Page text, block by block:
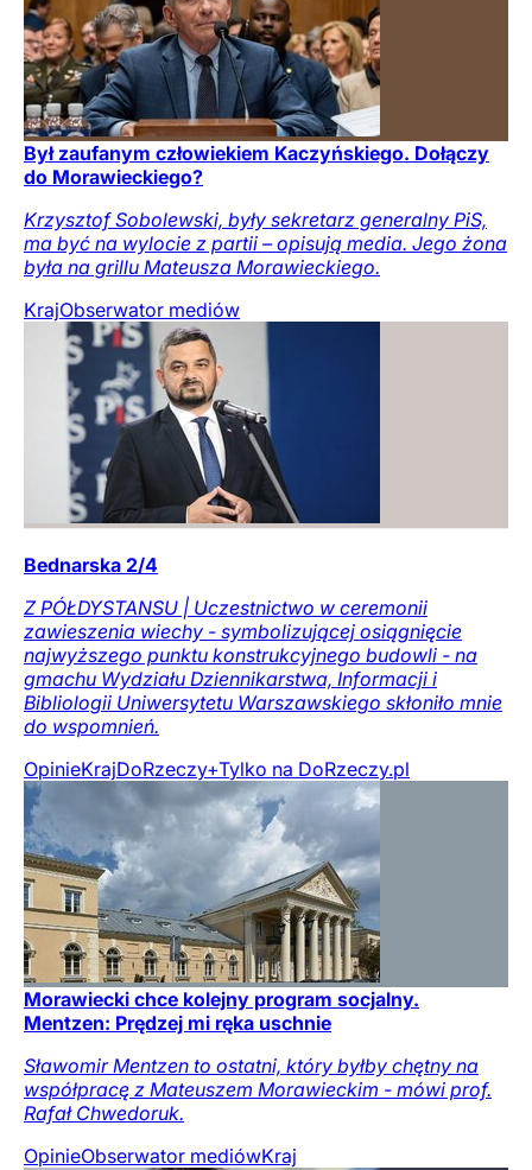
Był zaufanym człowiekiem Kaczyńskiego. Dołączy
do Morawieckiego?
Krzysztof Sobolewski, były sekretarz generalny PiS,
ma być na wylocie z partii – opisują media. Jego żona
była na grillu Mateusza Morawieckiego.
KrajObserwator mediów
Bednarska 2/4
Z PÓŁDYSTANSU | Uczestnictwo w ceremonii
zawieszenia wiechy - symbolizującej osiągnięcie
najwyższego punktu konstrukcyjnego budowli - na
gmachu Wydziału Dziennikarstwa, Informacji i
Bibliologii Uniwersytetu Warszawskiego skłoniło mnie
do wspomnień.
OpinieKrajDoRzeczy+Tylko na DoRzeczy.pl
Morawiecki chce kolejny program socjalny.
Mentzen: Prędzej mi ręka uschnie
Sławomir Mentzen to ostatni, który byłby chętny na
współpracę z Mateuszem Morawieckim - mówi prof.
Rafał Chwedoruk.
OpinieObserwator mediówKraj